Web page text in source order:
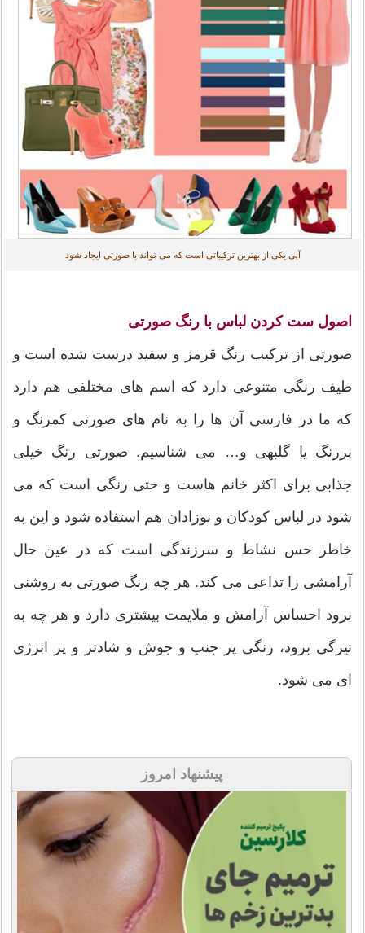
آبی یکی از بهترین ترکیباتی است که می تواند با صورتی ایجاد شود
اصول ست کردن لباس با رنگ صورتی
صورتی از ترکیب رنگ قرمز و سفید درست شده است و
طیف رنگی متنوعی دارد که اسم های مختلفی هم دارد
که ما در فارسی آن ها را به نام های صورتی کمرنگ و
پررنگ یا گلبهی و… می شناسیم. صورتی رنگ خیلی
جذابی برای اکثر خانم هاست و حتی رنگی است که می
شود در لباس کودکان و نوزادان هم استفاده شود و این به
خاطر حس نشاط و سرزندگی است که در عین حال
آرامشی را تداعی می کند. هر چه رنگ صورتی به روشنی
برود احساس آرامش و ملایمت بیشتری دارد و هر چه به
تیرگی برود، رنگی پر جنب و جوش و شادتر و پر انرژی
ای می شود.
پیشنهاد امروز